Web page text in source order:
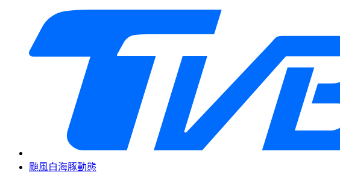
颱風白海豚動態